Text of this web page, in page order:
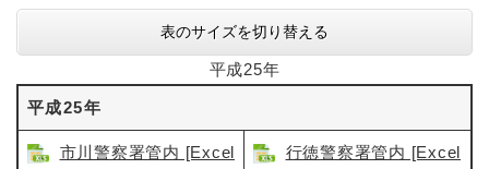
表のサイズを切り替える
平成25年
平成25年
市川警察署管内 [Excel
行徳警察署管内 [Excel